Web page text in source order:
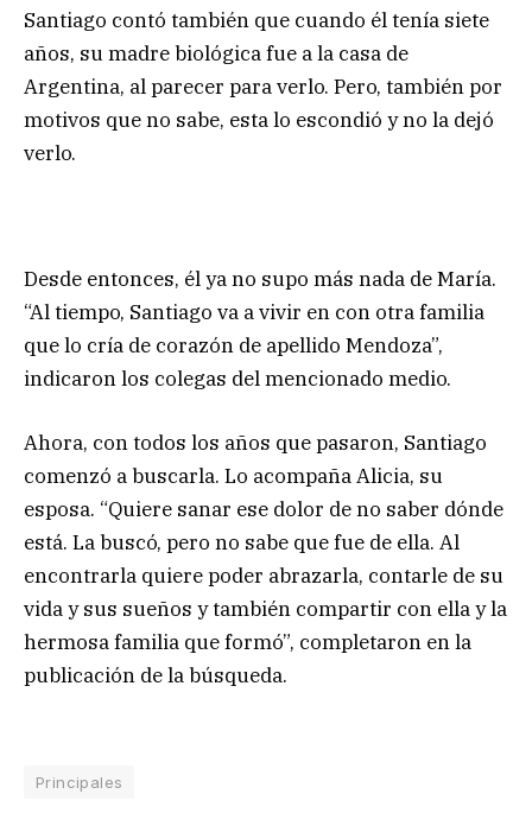
Santiago contó también que cuando él tenía siete
años, su madre biológica fue a la casa de
Argentina, al parecer para verlo. Pero, también por
motivos que no sabe, esta lo escondió y no la dejó
verlo.
Desde entonces, él ya no supo más nada de María.
“Al tiempo, Santiago va a vivir en con otra familia
que lo cría de corazón de apellido Mendoza”,
indicaron los colegas del mencionado medio.
Ahora, con todos los años que pasaron, Santiago
comenzó a buscarla. Lo acompaña Alicia, su
esposa. “Quiere sanar ese dolor de no saber dónde
está. La buscó, pero no sabe que fue de ella. Al
encontrarla quiere poder abrazarla, contarle de su
vida y sus sueños y también compartir con ella y la
hermosa familia que formó”, completaron en la
publicación de la búsqueda.
Principales